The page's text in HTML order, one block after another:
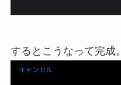
するとこうなって完成。